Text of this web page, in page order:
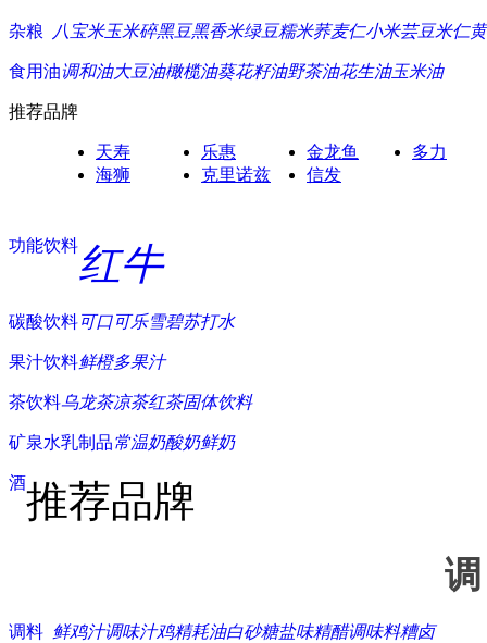
杂粮 八宝米玉米碎黑豆黑香米绿豆糯米荞麦仁小米芸豆米仁
食用油调和油大豆油橄榄油葵花籽油野茶油花生油玉米油
推荐品牌
天寿 乐惠 金龙鱼
多力
海狮
克里诺兹 信发
功能饮料红牛
碳酸饮料可口可乐雪碧苏打水
果汁饮料鲜橙多果汁
茶饮料乌龙茶凉茶红茶固体饮料
矿泉水乳制品常温奶酸奶鲜奶
酒推荐品牌
调料 鲜鸡汁调味汁鸡精耗油白砂糖盐味精醋调味料糟卤